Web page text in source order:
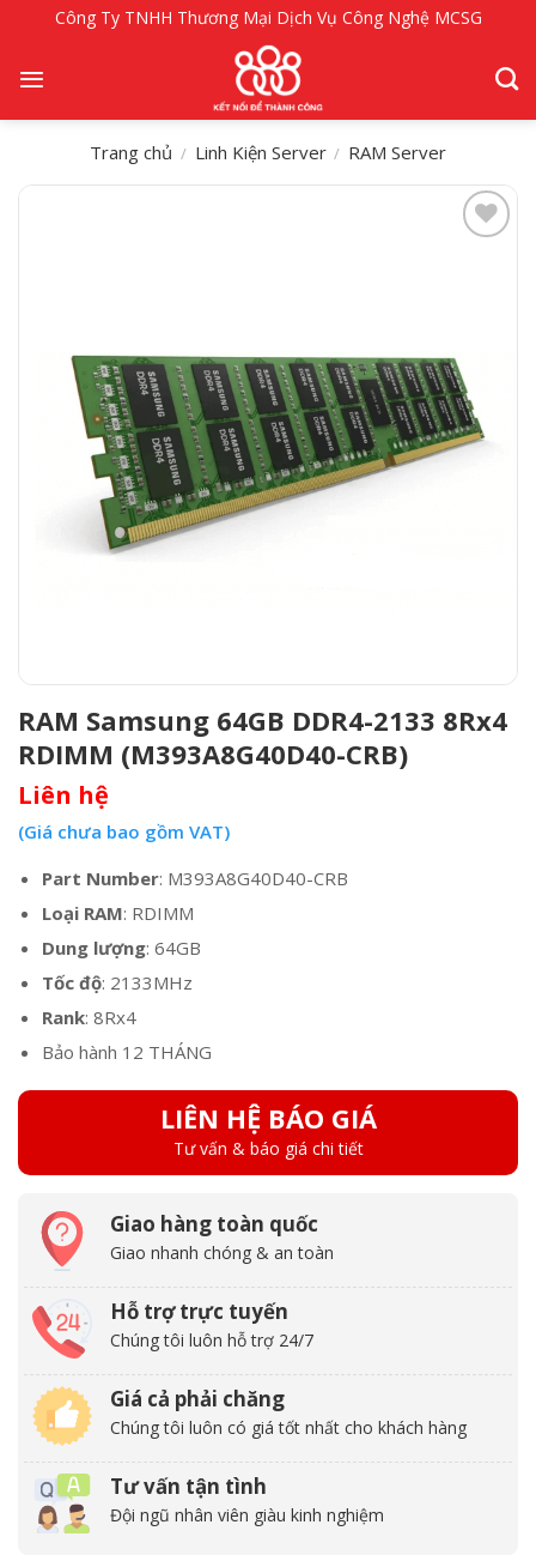
nội
Công Ty TNHH Thương Mại Dịch Vụ Công Nghệ MCSG
Trang chủ / Linh Kiện Server / RAM Server
RAM Samsung 64GB DDR4-2133 8Rx4
RDIMM (M393A8G40D40-CRB)
Liên hệ
(Giá chưa bao gồm VAT)
Part Number: M393A8G40D40-CRB
Loại RAM: RDIMM
Dung lượng: 64GB
Tốc độ: 2133MHz
Rank: 8Rx4
Bảo hành 12 THÁNG
LIÊN HỆ BÁO GIÁ
Tư vấn & báo giá chi tiết
Giao hàng toàn quốc
Giao nhanh chóng & an toàn
Hỗ trợ trực tuyến
Chúng tôi luôn hỗ trợ 24/7
Giá cả phải chăng
Chúng tôi luôn có giá tốt nhất cho khách hàng
Tư vấn tận tình
Đội ngũ nhân viên giàu kinh nghiệm